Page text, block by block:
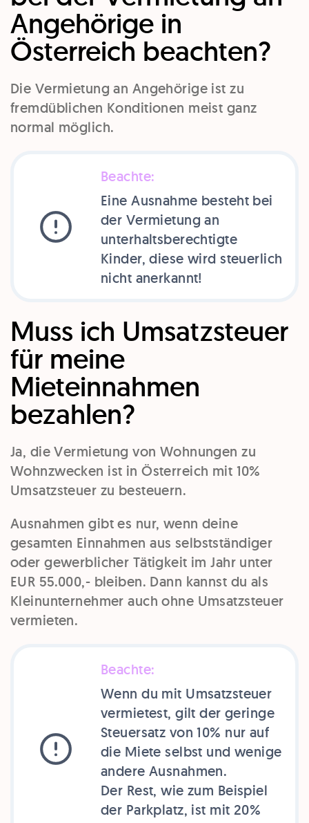
Angehörige in
Österreich beachten?
Die Vermietung an Angehörige ist zu
fremdüblichen Konditionen meist ganz
normal möglich.
Beachte:
Eine Ausnahme besteht bei
der Vermietung an
unterhaltsberechtigte
Kinder, diese wird steuerlich
nicht anerkannt!
Muss ich Umsatzsteuer
für meine
Mieteinnahmen
bezahlen?
Ja, die Vermietung von Wohnungen zu
Wohnzwecken ist in Österreich mit 10%
Umsatzsteuer zu besteuern.
Ausnahmen gibt es nur, wenn deine
gesamten Einnahmen aus selbstständiger
oder gewerblicher Tätigkeit im Jahr unter
EUR 55.000,- bleiben. Dann kannst du als
Kleinunternehmer auch ohne Umsatzsteuer
vermieten.
Beachte:
Wenn du mit Umsatzsteuer
vermietest, gilt der geringe
Steuersatz von 10% nur auf
die Miete selbst und wenige
andere Ausnahmen.
Der Rest, wie zum Beispiel
der Parkplatz, ist mit 20%